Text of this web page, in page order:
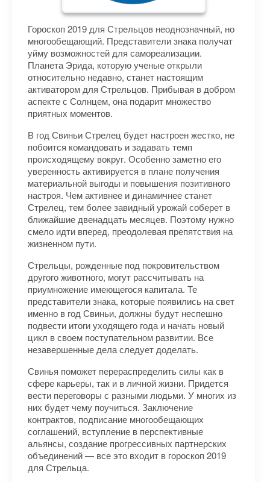
Гороскоп 2019 для Стрельцов неоднозначный, но
многообещающий. Представители знака получат
уйму возможностей для самореализации.
Планета Эрида, которую ученые открыли
относительно недавно, станет настоящим
активатором для Стрельцов. Прибывая в добром
аспекте с Солнцем, она подарит множество
приятных моментов.
В год Свиньи Стрелец будет настроен жестко, не
побоится командовать и задавать темп
происходящему вокруг. Особенно заметно его
уверенность активируется в плане получения
материальной выгоды и повышения позитивного
настроя. Чем активнее и динамичнее станет
Стрелец, тем более завидный урожай соберет в
ближайшие двенадцать месяцев. Поэтому нужно
смело идти вперед, преодолевая препятствия на
жизненном пути.
Стрельцы, рожденные под покровительством
другого животного, могут рассчитывать на
приумножение имеющегося капитала. Те
представители знака, которые появились на свет
именно в год Свиньи, должны будут неспешно
подвести итоги уходящего года и начать новый
цикл в своем поступательном развитии. Все
незавершенные дела следует доделать.
Свинья поможет перераспределить силы как в
сфере карьеры, так и в личной жизни. Придется
вести переговоры с разными людьми. У многих из
них будет чему поучиться. Заключение
контрактов, подписание многообещающих
соглашений, вступление в перспективные
альянсы, создание прогрессивных партнерских
объединений — все это входит в гороскоп 2019
для Стрельца.